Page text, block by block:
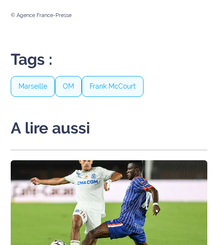
© Agence France-Presse
Tags :
Marseille OM Frank McCourt
A lire aussi